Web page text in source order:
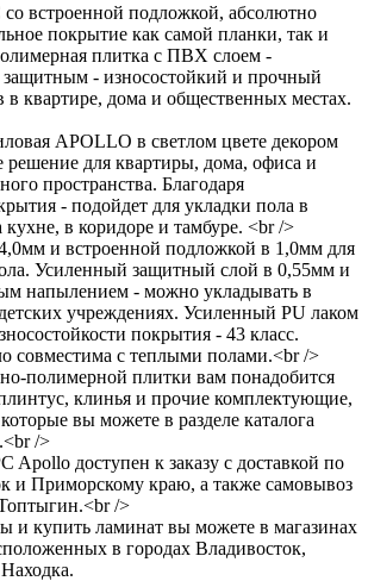
встроенной подложкой, абсолютно
покрытие как самой планки, так и
плитка с ПВХ слоем -
- износостойкий и прочный
в квартире, дома и общественных местах.
APOLLO в светлом цвете декором
решение для квартиры, дома, офиса и
пространства. Благодаря
- подойдет для укладки пола в
в коридоре и тамбуре. <br />
и встроенной подложкой в 1,0мм для
Усиленный защитный слой в 0,55мм и
напылением - можно укладывать в
учреждениях. Усиленный PU лаком
покрытия - 43 класс.
совместима с теплыми полами.<br />
полимерной плитки вам понадобится
клинья и прочие комплектующие,
вы можете в разделе каталога
/>
Apollo доступен к заказу с доставкой по
и Приморскому краю, а также самовывоз
/>
и купить ламинат вы можете в магазинах
в городах Владивосток,